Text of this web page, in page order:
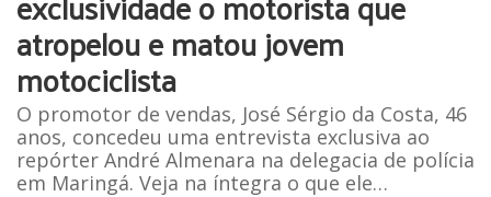
atropelou e matou jovem
motociclista
O promotor de vendas, José Sérgio da Costa, 46
anos, concedeu uma entrevista exclusiva ao
repórter André Almenara na delegacia de polícia
em Maringá. Veja na íntegra o que ele…